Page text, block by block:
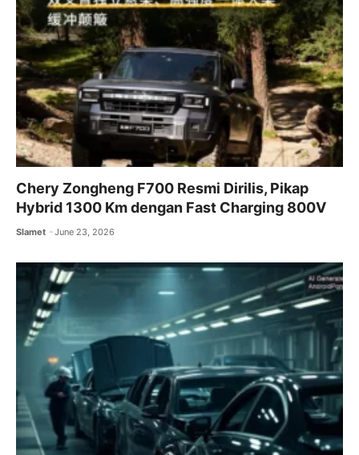
Chery Zongheng F700 Resmi Dirilis, Pikap
Hybrid 1300 Km dengan Fast Charging 800V
Slamet June 23, 2026